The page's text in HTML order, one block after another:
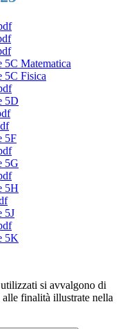
5C Matematica
5C Fisica
5D
5F
5G
5H
5J
5K
si avvalgono di
finalità illustrate nella